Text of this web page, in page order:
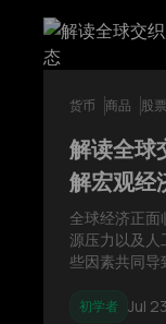
货币 商品 股票
解读全球
解宏观经
全球经济正面
源压力以及人
些因素共同导
初学者 Jul